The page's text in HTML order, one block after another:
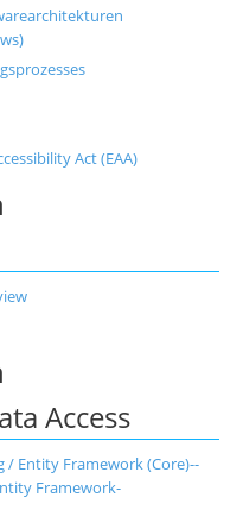
Act (EAA)
Access
/ Entity Framework (Core)--
Framework-